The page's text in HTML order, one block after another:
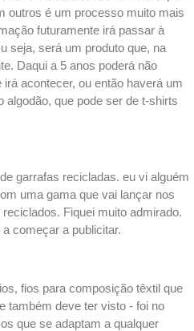
outros é um processo muito mais
futuramente irá passar à
seja, será um produto que, na
Daqui a 5 anos poderá não
acontecer, ou então haverá um
algodão, que pode ser de t-shirts
garrafas recicladas. eu vi alguém
uma gama que vai lançar nos
Fiquei muito admirado.
começar a publicitar.
fios para composição têxtil que
também deve ter visto - foi no
que se adaptam a qualquer